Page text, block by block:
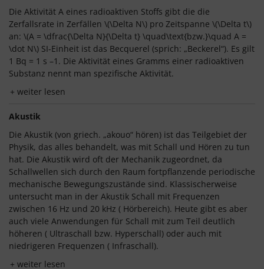
Die Aktivität A eines radioaktiven Stoffs gibt die die
Zerfallsrate in Zerfällen \(\Delta N\) pro Zeitspanne \(\Delta t\)
an: \(A = \dfrac{\Delta N}{\Delta t} \quad\text{bzw.}\quad A =
\dot N\) SI-Einheit ist das Becquerel (sprich: „Beckerel“). Es gilt
1 Bq = 1 s –1. Die Aktivität eines Gramms einer radioaktiven
Substanz nennt man spezifische Aktivität.
weiter lesen
Akustik
Die Akustik (von griech. „akouo“ hören) ist das Teilgebiet der
Physik, das alles behandelt, was mit Schall und Hören zu tun
hat. Die Akustik wird oft der Mechanik zugeordnet, da
Schallwellen sich durch den Raum fortpflanzende periodische
mechanische Bewegungszustände sind. Klassischerweise
untersucht man in der Akustik Schall mit Frequenzen
zwischen 16 Hz und 20 kHz ( Hörbereich). Heute gibt es aber
auch viele Anwendungen für Schall mit zum Teil deutlich
höheren ( Ultraschall bzw. Hyperschall) oder auch mit
niedrigeren Frequenzen ( Infraschall).
weiter lesen